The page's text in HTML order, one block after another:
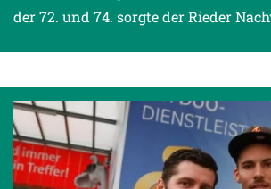
der 72. und 74. sorgte der Rieder